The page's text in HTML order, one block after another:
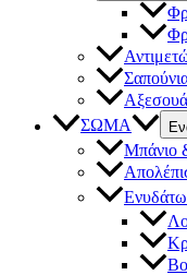
ΣΩΜΑ
Μπάνιο